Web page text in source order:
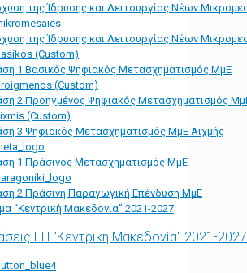
της Ίδρυσης και Λειτουργίας Νέων
της Ίδρυσης και Λειτουργίας Νέων
1 Βασικός Ψηφιακός Μετασχηματισμός ΜμΕ
2 Προηγμένος Ψηφιακός Μετασχηματισμός
3 Ψηφιακός Μετασχηματισμός ΜμΕ Αιχμής
1 Πράσινος Μετασχηματισμός ΜμΕ
2 Πράσινη Παραγωγική Επένδυση ΜμΕ
“Κεντρική Μακεδονία” 2021-2027
ΕΠ "Κεντρική Μακεδονία" 2021-2027